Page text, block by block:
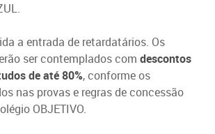
a entrada de retardatários. Os
ser contemplados com descontos
de até 80%, conforme os
nas provas e regras de concessão
OBJETIVO.